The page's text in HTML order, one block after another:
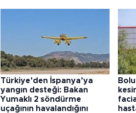
Türkiye’den İspanya’ya
yangın desteği: Bakan
Yumaklı 2 söndürme
uçağının havalandığını